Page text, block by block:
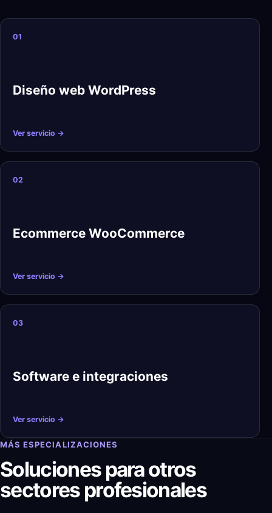
01
Diseño web WordPress
Ver servicio →
02
Ecommerce WooCommerce
Ver servicio →
03
Software e integraciones
Ver servicio →
MÁS ESPECIALIZACIONES
Soluciones para otros
sectores profesionales